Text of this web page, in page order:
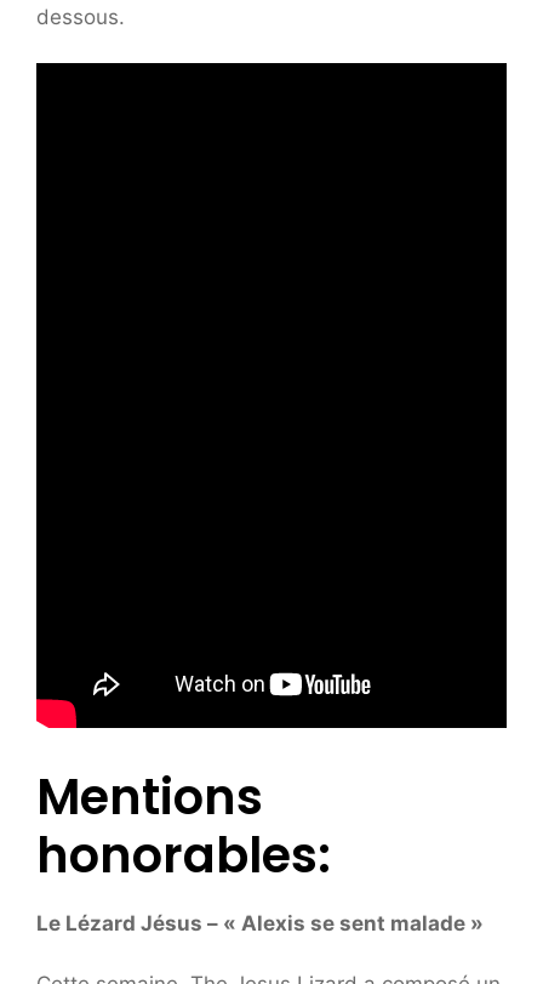
dessous.
Mentions
honorables:
Le Lézard Jésus – « Alexis se sent malade »